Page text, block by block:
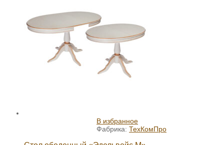
В избранное
Фабрика: ТехКомПро